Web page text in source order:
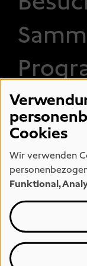
Museum
Vermietung
Cookies
Wir verwenden
Funktional,